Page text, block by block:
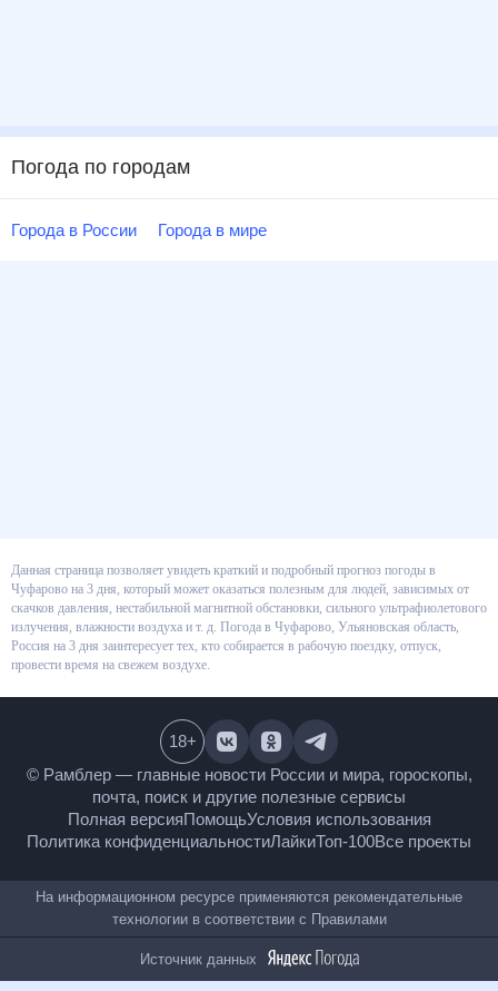
Погода по городам
Города в России Города в мире
Данная страница позволяет увидеть краткий и подробный прогноз
погоды в Чуфарово на 3 дня, который может оказаться полезным для
людей, зависимых от скачков давления, нестабильной магнитной
обстановки, сильного ультрафиолетового излучения, влажности воздуха
и т. д. Погода в Чуфарово, Ульяновская область, Россия на 3 дня
заинтересует тех, кто собирается в рабочую поездку, отпуск, провести
© Рамблер — главные новости России и мира,
гороскопы, почта, поиск и другие полезные сервисы
Полная версияПомощьУсловия использования
Все проекты
18+
На информационном ресурсе применяются
рекомендательные технологии в соответствии с